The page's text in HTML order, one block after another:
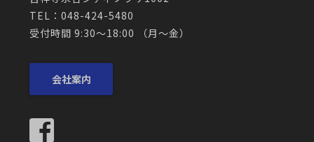
TEL：048-424-5480
受付時間 9:30～18:00 （月〜金）
会社案内